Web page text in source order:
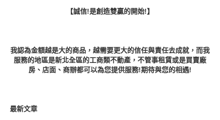
【誠信!是創造雙贏的開始!】
我認為金額越是大的商品，越需要更大的信任與責任去成就，而我
服務的地區是新北全區的工商類不動產，不管事租賃或是買賣廠
房、店面、商辦都可以為您提供服務!期待與您的相遇!
最新文章